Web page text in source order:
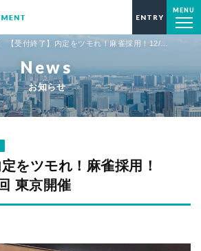
MENU
ENTRY
startia 採用サイト2022
【受付終了】内定をツモれ！麻雀採用！12/…
News
お知らせ
をツモれ！麻雀採用！
東京開催